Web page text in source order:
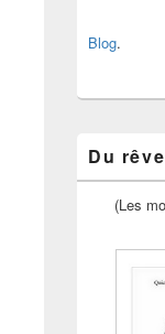
Blog.
Du
(Les